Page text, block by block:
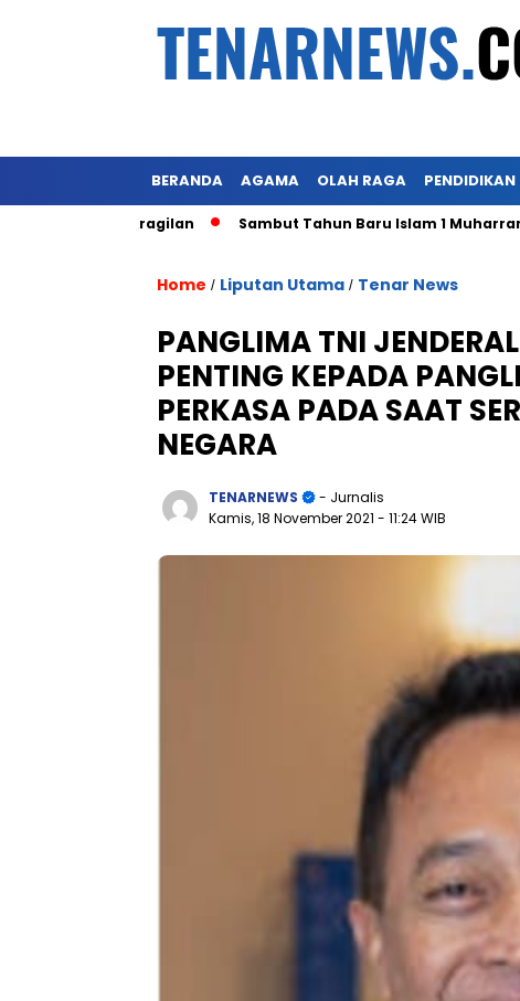
BERANDA AGAMA OLAH RAGA PENDIDIKAN
Sambut Tahun Baru Islam 1 Muharram 1445
Home / Liputan Utama / Tenar News
PANGLIMA TNI
PENTING KEPADA
PERKASA PADA SAAT
NEGARA
TENARNEWS
- Jurnalis
Kamis, 18 November 2021 - 11:24 WIB